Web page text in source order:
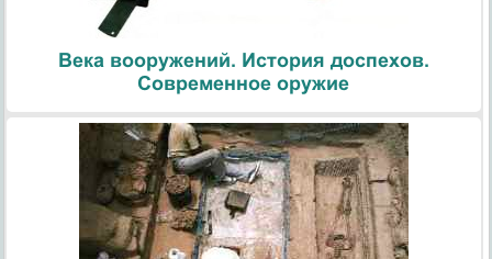
Века вооружений. История доспехов.
Современное оружие